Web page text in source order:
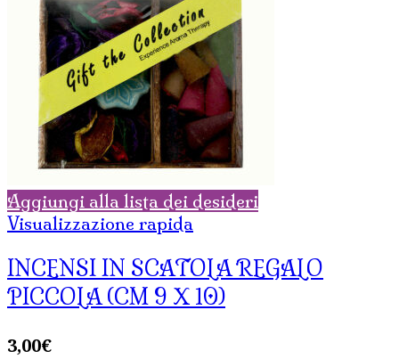
Aggiungi alla lista dei desideri
Visualizzazione rapida
INCENSI IN SCATOLA REGALO
PICCOLA (CM 9 X 10)
3,00€